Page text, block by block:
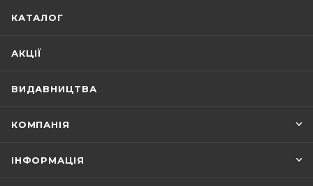
КАТАЛОГ
АКЦІЇ
ВИДАВНИЦТВА
КОМПАНІЯ
ІНФОРМАЦІЯ